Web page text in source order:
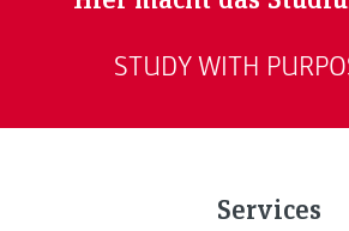
STUDY WITH
Services